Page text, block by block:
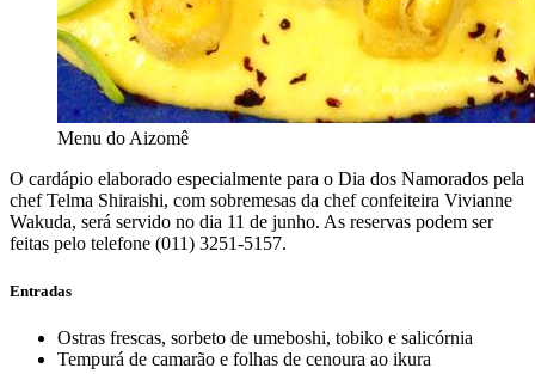
Menu do Aizomê
O cardápio elaborado especialmente para o Dia dos Namorados pela
chef Telma Shiraishi, com sobremesas da chef confeiteira Vivianne
Wakuda, será servido no dia 11 de junho. As reservas podem ser
feitas pelo telefone (011) 3251-5157.
Entradas
Ostras frescas, sorbeto de umeboshi, tobiko e salicórnia
Tempurá de camarão e folhas de cenoura ao ikura